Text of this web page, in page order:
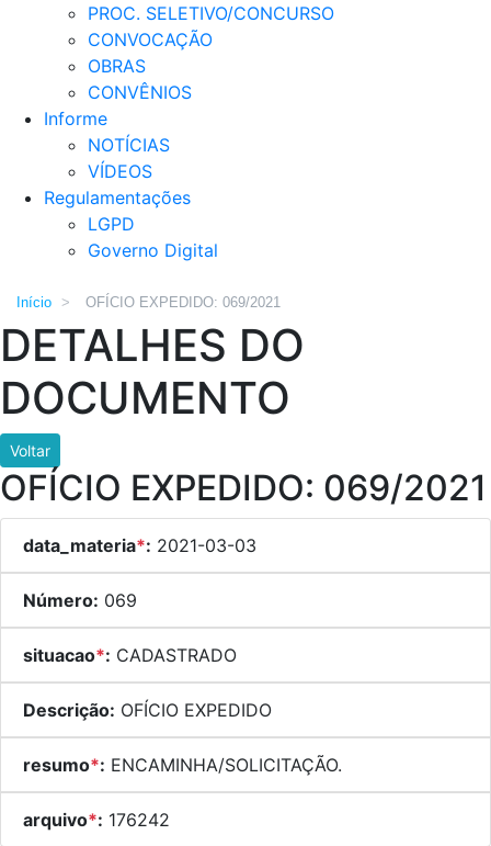
PROC. SELETIVO/CONCURSO
CONVOCAÇÃO
OBRAS
CONVÊNIOS
Informe
NOTÍCIAS
VÍDEOS
Regulamentações
LGPD
Governo Digital
Início > OFÍCIO EXPEDIDO: 069/2021
DETALHES DO
DOCUMENTO
Voltar
OFÍCIO EXPEDIDO: 069/2021
data_materia*: 2021-03-03
Número: 069
situacao*: CADASTRADO
Descrição: OFÍCIO EXPEDIDO
resumo*: ENCAMINHA/SOLICITAÇÃO.
arquivo*: 176242